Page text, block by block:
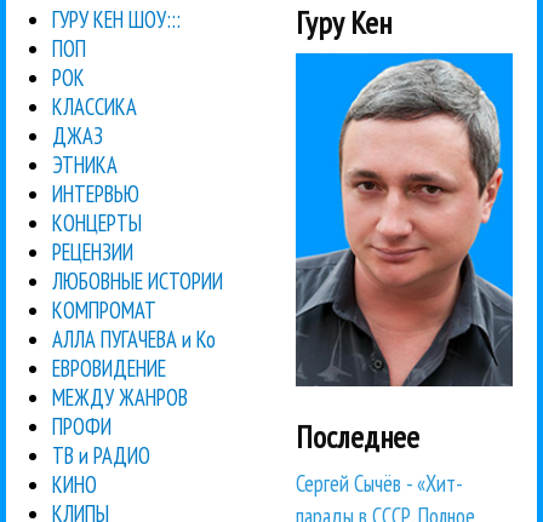
ГУРУ КЕН ШОУ:::
ПОП
РОК
КЛАССИКА
ДЖАЗ
ЭТНИКА
ИНТЕРВЬЮ
КОНЦЕРТЫ
РЕЦЕНЗИИ
ЛЮБОВНЫЕ ИСТОРИИ
КОМПРОМАТ
АЛЛА ПУГАЧЕВА и Ко
ЕВРОВИДЕНИЕ
МЕЖДУ ЖАНРОВ
ПРОФИ
ТВ и РАДИО
КИНО
КЛИПЫ
Гуру Кен
Последнее
Сергей Сычёв - «Хит-